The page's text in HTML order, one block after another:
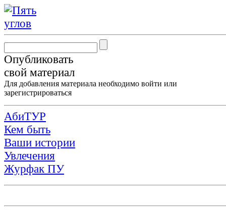
Опубликовать
свой материал
Для добавления материала необходимо войти или
зарегистрироваться
АбиТУР
Кем быть
Ваши истории
Увлечения
Журфак ПУ